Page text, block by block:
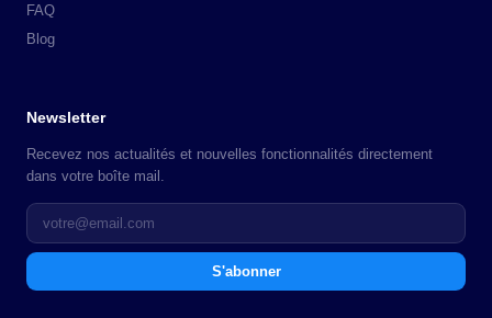
FAQ
Blog
Newsletter
Recevez nos actualités et nouvelles fonctionnalités directement
dans votre boîte mail.
S'abonner